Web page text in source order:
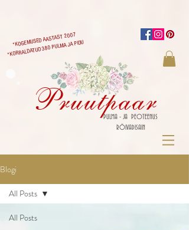
Pruutpaar
PULMA - JA PEOTEENUS
RÕIVADISAIN
*KOGEMUSED AASTAST 2007
*KORRALDATUD 380 PULMA JA PIDU
Blogi
All Posts
All Posts